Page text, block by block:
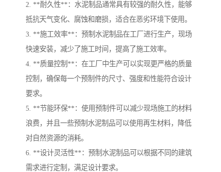
2. **耐久性**：水泥制品通常具有较强的耐久性，能够
抵抗天气变化、腐蚀和磨损，适合在恶劣环境下使用。
3. **施工效率**：预制水泥制品在工厂进行生产，现场
快速安装，减少了施工时间，提高了施工效率。
4. **质量控制**：在工厂中生产可以实现更严格的质量
控制，确保每一个预制件的尺寸、强度和性能符合设计
要求。
5. **节能环保**：使用预制件可以减少现场施工的材料
浪费，并且一些预制水泥制品可以使用再生材料，降低
对自然资源的消耗。
6. **设计灵活性**：预制水泥制品可以根据不同的建筑
需求进行定制，满足设计要求。